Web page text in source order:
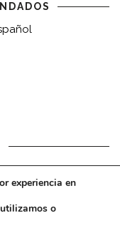
experiencia en
o